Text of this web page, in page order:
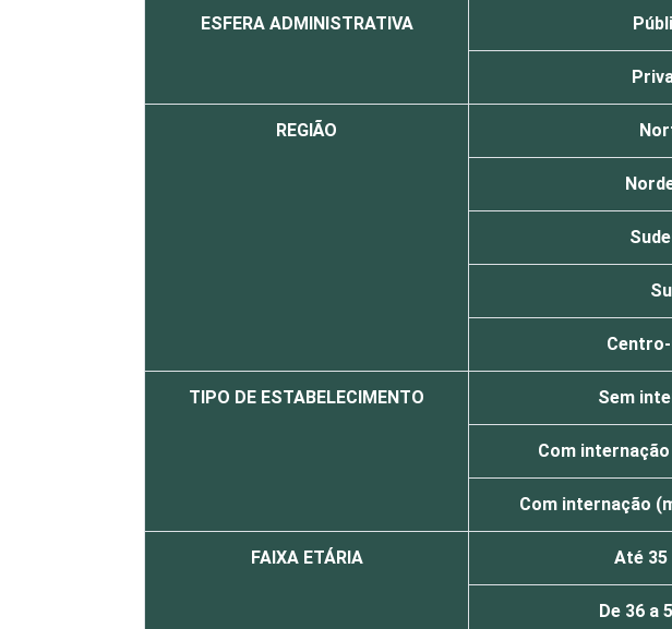
ESFERA ADMINISTRATIVA
REGIÃO
Sul
TIPO DE ESTABELECIMENTO Sem
Com
Com internação
FAIXA ETÁRIA Até 35
De 36 a